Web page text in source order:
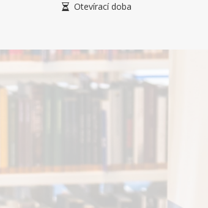
Otevírací doba